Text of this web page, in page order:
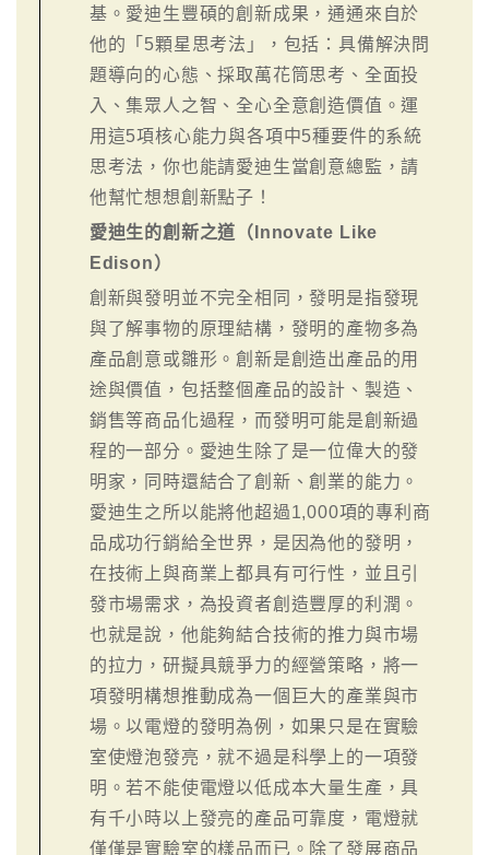
基。愛迪生豐碩的創新成果，通通來自於
他的「5顆星思考法」，包括：具備解決問
題導向的心態、採取萬花筒思考、全面投
入、集眾人之智、全心全意創造價值。運
用這5項核心能力與各項中5種要件的系統
思考法，你也能請愛迪生當創意總監，請
他幫忙想想創新點子！
愛迪生的創新之道（Innovate Like
Edison）
創新與發明並不完全相同，發明是指發現
與了解事物的原理結構，發明的產物多為
產品創意或雛形。創新是創造出產品的用
途與價值，包括整個產品的設計、製造、
銷售等商品化過程，而發明可能是創新過
程的一部分。愛迪生除了是一位偉大的發
明家，同時還結合了創新、創業的能力。
愛迪生之所以能將他超過1,000項的專利商
品成功行銷給全世界，是因為他的發明，
在技術上與商業上都具有可行性，並且引
發市場需求，為投資者創造豐厚的利潤。
也就是說，他能夠結合技術的推力與市場
的拉力，研擬具競爭力的經營策略，將一
項發明構想推動成為一個巨大的產業與市
場。以電燈的發明為例，如果只是在實驗
室使燈泡發亮，就不過是科學上的一項發
明。若不能使電燈以低成本大量生產，具
有千小時以上發亮的產品可靠度，電燈就
僅僅是實驗室的樣品而已。除了發展商品